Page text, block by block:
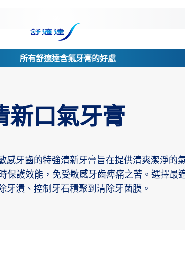
所有舒適達含氟牙膏的好處
新口氣牙膏
牙齒的特強清新牙膏旨在提供清爽潔淨的
護效能，免受敏感牙齒痺痛之苦。選擇最
牙漬、控制牙石積聚到清除牙菌膜。